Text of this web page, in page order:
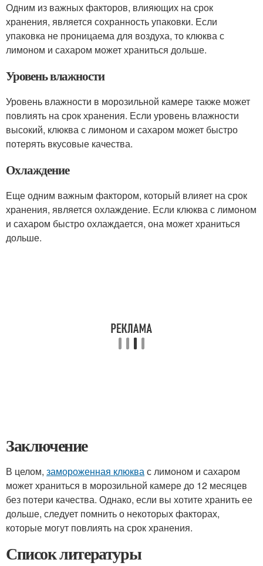
Одним из важных факторов, влияющих на срок
хранения, является сохранность упаковки. Если
упаковка не проницаема для воздуха, то клюква с
лимоном и сахаром может храниться дольше.
Уровень влажности
Уровень влажности в морозильной камере также может
повлиять на срок хранения. Если уровень влажности
высокий, клюква с лимоном и сахаром может быстро
потерять вкусовые качества.
Охлаждение
Еще одним важным фактором, который влияет на срок
хранения, является охлаждение. Если клюква с лимоном
и сахаром быстро охлаждается, она может храниться
дольше.
Заключение
В целом, замороженная клюквас лимоном и сахаром
может храниться в морозильной камере до 12 месяцев
без потери качества. Однако, если вы хотите хранить ее
дольше, следует помнить о некоторых факторах,
которые могут повлиять на срок хранения.
Список литературы